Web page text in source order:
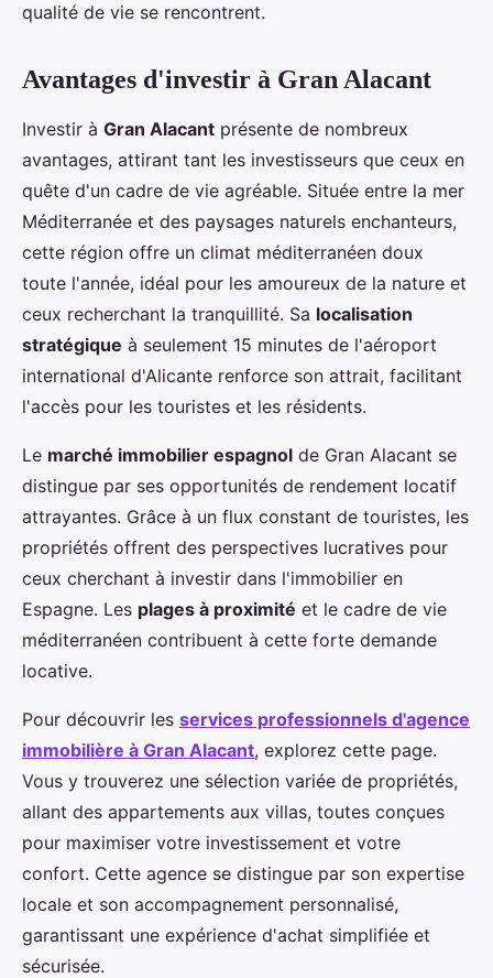
qualité de vie se rencontrent.
Avantages d'investir à Gran Alacant
Investir à Gran Alacant présente de nombreux
avantages, attirant tant les investisseurs que ceux en
quête d'un cadre de vie agréable. Située entre la mer
Méditerranée et des paysages naturels enchanteurs,
cette région offre un climat méditerranéen doux
toute l'année, idéal pour les amoureux de la nature et
ceux recherchant la tranquillité. Sa localisation
stratégique à seulement 15 minutes de l'aéroport
international d'Alicante renforce son attrait, facilitant
l'accès pour les touristes et les résidents.
Le marché immobilier espagnol de Gran Alacant se
distingue par ses opportunités de rendement locatif
attrayantes. Grâce à un flux constant de touristes, les
propriétés offrent des perspectives lucratives pour
ceux cherchant à investir dans l'immobilier en
Espagne. Les plages à proximité et le cadre de vie
méditerranéen contribuent à cette forte demande
locative.
Pour découvrir les services professionnels d'agence
immobilière à Gran Alacant, explorez cette page.
Vous y trouverez une sélection variée de propriétés,
allant des appartements aux villas, toutes conçues
pour maximiser votre investissement et votre
confort. Cette agence se distingue par son expertise
locale et son accompagnement personnalisé,
garantissant une expérience d'achat simplifiée et
sécurisée.